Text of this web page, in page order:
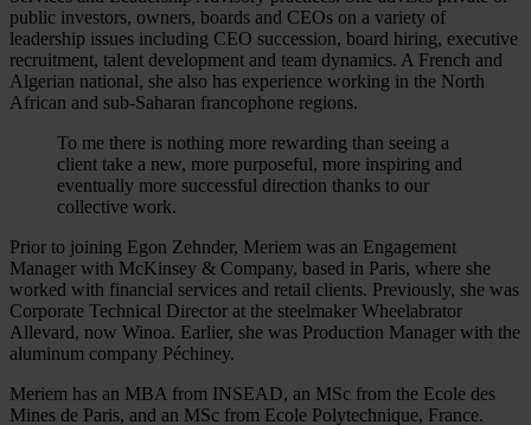
public investors, owners, boards and CEOs on a variety of
leadership issues including CEO succession, board hiring, executive
recruitment, talent development and team dynamics. A French and
Algerian national, she also has experience working in the North
African and sub-Saharan francophone regions.
To me there is nothing more rewarding than seeing a
client take a new, more purposeful, more inspiring and
eventually more successful direction thanks to our
collective work.
Prior to joining Egon Zehnder, Meriem was an Engagement
Manager with McKinsey & Company, based in Paris, where she
worked with financial services and retail clients. Previously, she was
Corporate Technical Director at the steelmaker Wheelabrator
Allevard, now Winoa. Earlier, she was Production Manager with the
aluminum company Péchiney.
Meriem has an MBA from INSEAD, an MSc from the Ecole des
Mines de Paris, and an MSc from Ecole Polytechnique, France.